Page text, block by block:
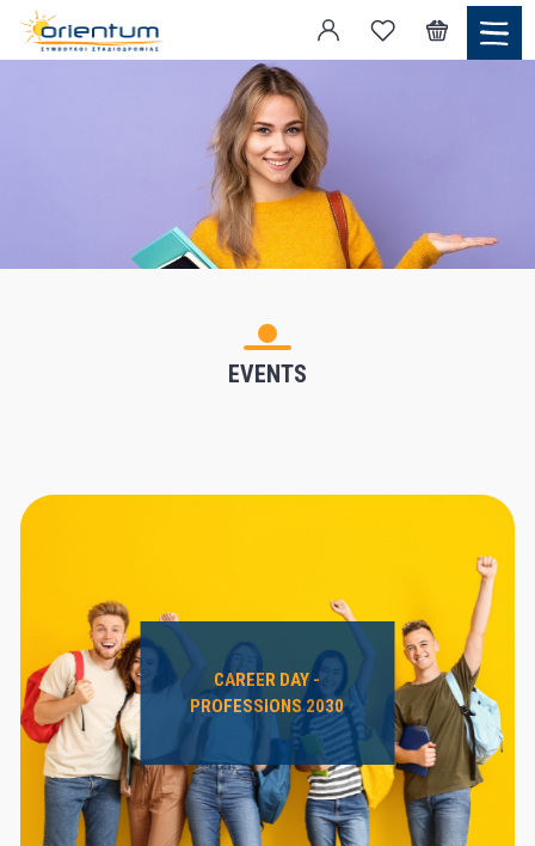
EVENTS
CAREER DAY -
PROFESSIONS 2030